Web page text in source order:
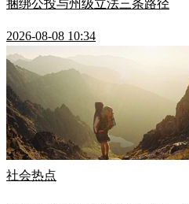
捆绑公投与州级立法三条路径
2026-08-08 10:34
社会热点